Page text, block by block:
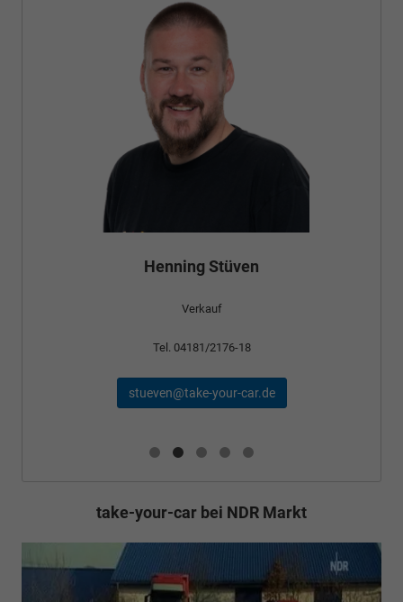
Henning Stüven
Verkauf
Tel. 04181/2176-18
stueven@take-your-car.de
take-your-car bei NDR Markt